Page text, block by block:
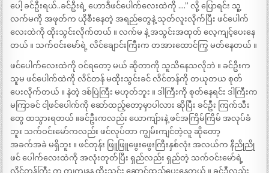
ပေါ့ ခင်ဦးရယ်..ခင်ဦးရဲ့ ဟောဒီဖင်ပေါက်လေးထဲကို ….” လို့ ပြောရင်း သူ့
လက်မကို အဖုတ်က ယိုစီးနေတဲ့ အရည်တွေနဲ့ သုတ်လူးလိုက်ပြီး ဖင်ပေါက်
လေးထဲကို ထိုးသွင်းလိုက်တယ် ။ လက်မ နဲ့ အသွင်းအထုတ် လေ့ကျင့်ပေးနေ
တယ် ။ သက်ဝင်းမော်ရဲ့ လိင်ချောင်းကြီးက တအားထောင်ကြွ မတ်နေတယ် ။
ဖင်ပေါက်လေးထဲကို ဝင်ရတော့ မယ် ဆိုတာကို သူသိနေသလိုဘဲ ။ ခင်ဦးက
သူမ ဖင်ပေါက်ထဲကို လိင်တန် မထိုးသွင်းခင် လိင်တန်ကို တယုတယ စုတ်
ပေးလိုက်တယ် ။ နဲတဲ့ ဒစ်ပြဲကြီး မဟုတ်ဘူး ။ ဒါကြီးကို စုတ်နေရင်း ဒါကြီးက
မကြာခင် ငါ့ဖင်ပေါက်ကို ဆော်ထည့်တော့မှာပါလား ဆိုပြီး ခင်ဦး ကြက်သီး
တွေ ထသွားရတယ် ။ခင်ဦးကလည်း ယောကျ်ားနဲ့ ဖင်အကြိမ်ကြိမ် အလုပ်ခံ
ဘူး သက်ဝင်းမော်ကလည်း ဖင်လုပ်တာ ကျွမ်းကျင်တဲ့လူ ဆိုတော့
အခက်အခဲ မရှိဘူး ။ ဖင်တုန်း ဖြူဖြူဖွေးဖွေးကြီးနှစ်လုံး အလယ်က နီညိုညို
ဖင် ပေါက်လေးထဲကို အလုံးတုတ်ပြီး ရှည်လည်း ရှည်တဲ့ သက်ဝင်းမော်ရဲ့
လိင်တန်ကြီး က ကျကျနန ထိုးသွင်း ဆောင့်ထည့်ပေးနေတယ် ။ ခင်ဦလည်း